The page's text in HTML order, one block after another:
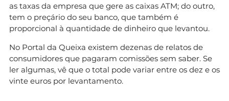
as taxas da empresa que gere as caixas ATM; do outro,
tem o preçário do seu banco, que também é
proporcional à quantidade de dinheiro que levantou.
No Portal da Queixa existem dezenas de relatos de
consumidores que pagaram comissões sem saber. Se
ler algumas, vê que o total pode variar entre os dez e os
vinte euros por levantamento.